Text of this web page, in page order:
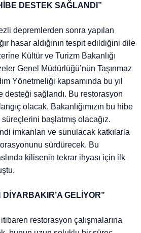
DESTEK SAĞLANDI”
depremlerden sonra yapılan
hasar aldığının tespit edildiğini dile
Kültür ve Turizm Bakanlığı
Genel Müdürlüğü’nün Taşınmaz
Yönetmeliği kapsamında bu yıl
desteği sağlandı. Bu restorasyon
olacak. Bakanlığımızın bu hibe
başlatmış olacağız.
imkanları ve sunulacak katkılarla
sürdürecek. Bu
kilisenin tekrar ihyası için ilk
GELİYOR”
restorasyon çalışmalarına